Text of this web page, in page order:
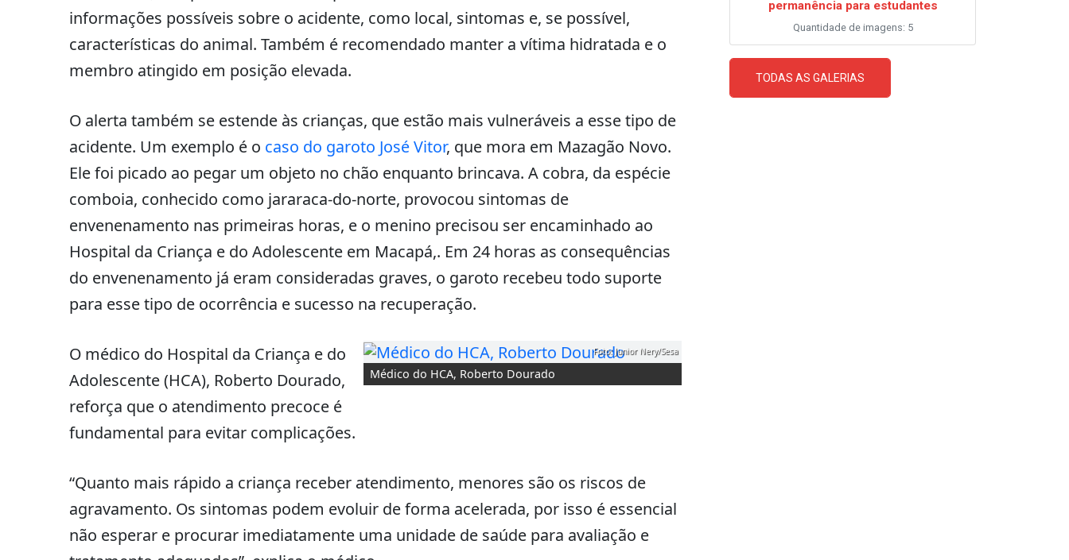
informações possíveis sobre o acidente, como local, sintomas e, se possível,
características do animal. Também é recomendado manter a vítima hidratada e o
membro atingido em posição elevada.
O alerta também se estende às crianças, que estão mais vulneráveis a esse tipo de
acidente. Um exemplo é o caso do garoto José Vitor, que mora em Mazagão Novo.
Ele foi picado ao pegar um objeto no chão enquanto brincava. A cobra, da espécie
comboia, conhecido como jararaca-do-norte, provocou sintomas de
envenenamento nas primeiras horas, e o menino precisou ser encaminhado ao
Hospital da Criança e do Adolescente em Macapá,. Em 24 horas as consequências
do envenenamento já eram consideradas graves, o garoto recebeu todo suporte
para esse tipo de ocorrência e sucesso na recuperação.
Médico do HCA, Roberto Dourado
Foto: Junior Nery/Sesa
O médico do Hospital da Criança e do
Adolescente (HCA), Roberto Dourado,
reforça que o atendimento precoce é
fundamental para evitar complicações.
“Quanto mais rápido a criança receber atendimento, menores são os riscos de
agravamento. Os sintomas podem evoluir de forma acelerada, por isso é essencial
não esperar e procurar imediatamente uma unidade de saúde para avaliação e
permanência para estudantes
Quantidade de imagens: 5
TODAS AS GALERIAS